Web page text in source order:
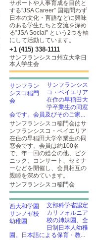
サポートや人事育成を目的と
する”JSA Career” 国籍問わず
日本の文化・言語などに興味
のある学生たちと交流を深め
る”JSA Social” という2つを軸
にして活動しています。
+1 (415) 338-1111
サンフランシスコ州立大学日
本人学生会
サンフランシス
コ・ベイエリア
在住の早稲田大
学卒業生の同窓
会です。会員及びそのご家...
サンフランシスコ稲門会はサ
ンフランシスコ・ベイエリア
在住の早稲田大学卒業生の同
窓会です。会員は約100名
で、年一回の総会の他、ピク
ニック、コンサート、セミナ
ーなどを開催し、会員相互の
親睦を深めています。
サンフランシスコ稲門会
文部科学省認定
カリフォルニア
校の姉妹園、全
日制日本人幼稚
園。日本語による保育・教...